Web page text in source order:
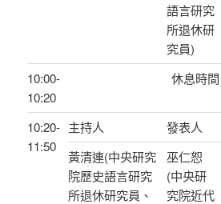
語言研究
所退休研
究員)
10:00-
10:20
休息時間
10:20-
11:50
主持人 發表人
黃清連(中央研究
院歷史語言研究
所退休研究員、
巫仁恕
(中央研
究院近代